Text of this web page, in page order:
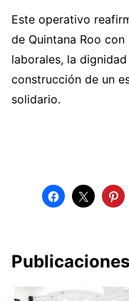
Este operativo
de Quintana Roo
laborales, la
construcción de un
solidario.